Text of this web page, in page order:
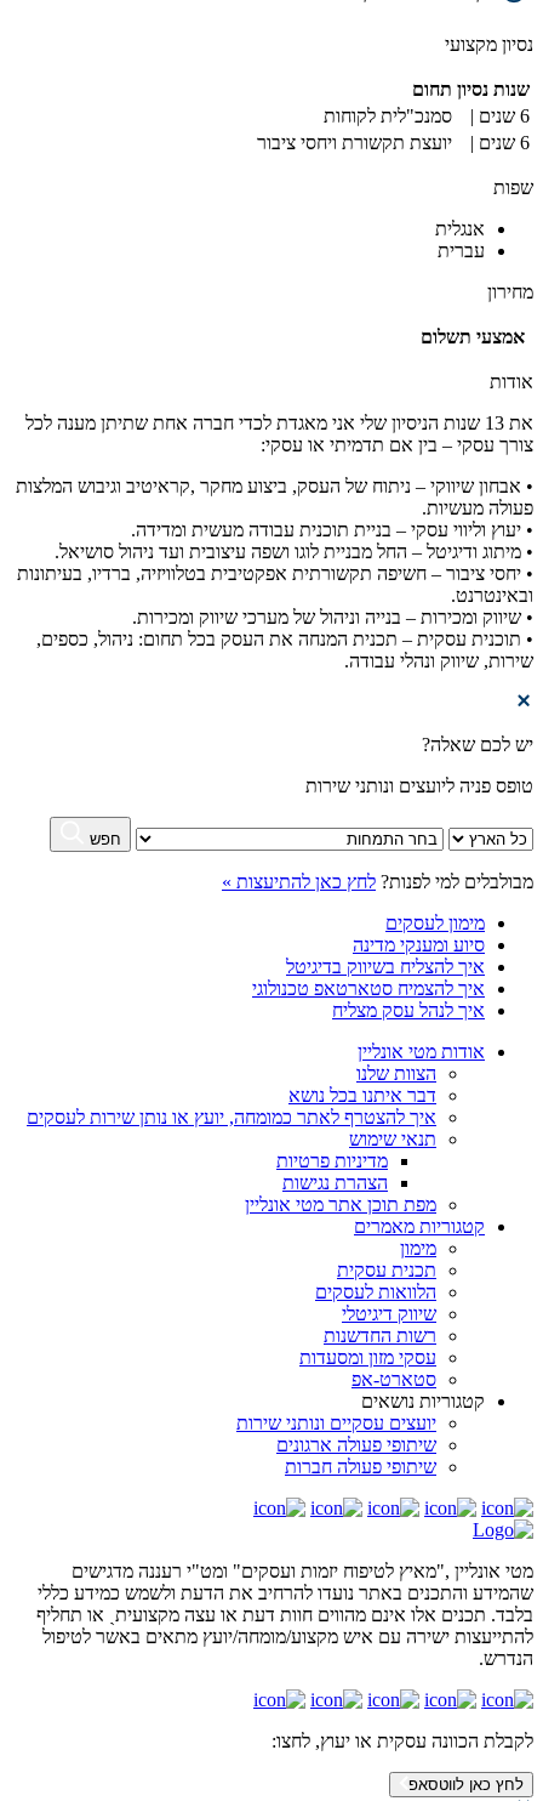
נסיון מקצועי
שנות נסיון תחום
6 שנים |
סמנכ"לית לקוחות
6 שנים |
יועצת תקשורת ויחסי ציבור
שפות
אנגלית
עברית
מחירון
אמצעי תשלום
אודות
את 13 שנות הניסיון שלי אני מאגדת לכדי חברה אחת שתיתן מענה לכל
צורך עסקי – בין אם תדמיתי או עסקי:
• אבחון שיווקי – ניתוח של העסק, ביצוע מחקר ,קראיטיב וגיבוש המלצות
פעולה מעשיות.
• יעוץ וליווי עסקי – בניית תוכנית עבודה מעשית ומדידה.
• מיתוג ודיגיטל – החל מבניית לוגו ושפה עיצובית ועד ניהול סושיאל.
• יחסי ציבור – חשיפה תקשורתית אפקטיבית בטלוויזיה, ברדיו, בעיתונות
ובאינטרנט.
• שיווק ומכירות – בנייה וניהול של מערכי שיווק ומכירות.
• תוכנית עסקית – תכנית המנחה את העסק בכל תחום: ניהול, כספים,
שירות, שיווק ונהלי עבודה.
יש לכם שאלה?
טופס פניה ליועצים ונותני שירות
חפש
מבולבלים למי לפנות? לחץ כאן להתיעצות »
מימון לעסקים
סיוע ומענקי מדינה
איך להצליח בשיווק בדיגיטל
איך להצמיח סטארטאפ טכנולוגי
איך לנהל עסק מצליח
אודות מטי אונליין
הצוות שלנו
דבר איתנו בכל נושא
איך להצטרף לאתר כמומחה, יועץ או נותן שירות לעסקים
תנאי שימוש
מדיניות פרטיות
הצהרת נגישות
מפת תוכן אתר מטי אונליין
קטגוריות מאמרים
מימון
תכנית עסקית
הלוואות לעסקים
שיווק דיגיטלי
רשות החדשנות
עסקי מזון ומסעדות
סטארט-אפ
קטגוריות נושאים
יועצים עסקיים ונותני שירות
שיתופי פעולה ארגונים
שיתופי פעולה חברות
מטי אונליין ,"מאיץ לטיפוח יזמות ועסקים" ומט"י רעננה מדגישים
שהמידע והתכנים באתר נועדו להרחיב את הדעת ולשמש כמידע כללי
בלבד. תכנים אלו אינם מהווים חוות דעת או עצה מקצועיתˎ או תחליף
להתייעצות ישירה עם איש מקצוע/מומחה/יועץ מתאים באשר לטיפול
הנדרש.
לקבלת הכוונה עסקית או יעוץ, לחצו:
לחץ כאן לווטסאפ